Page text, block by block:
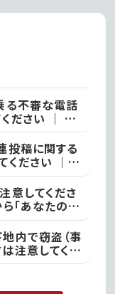
る不審な電話
ください ｜ ●
投稿に関する
ください ｜
た際は、最寄
意してくださ
「あなたの名
座が」などと
応せず、すぐ
内で窃盗（事
注意してくだ